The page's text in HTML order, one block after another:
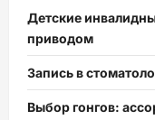
Детские
приводом
Запись в
Выбор гонгов: